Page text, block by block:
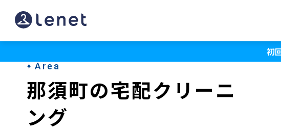
那
須
初
Area
那須町の宅配クリーニ
ング